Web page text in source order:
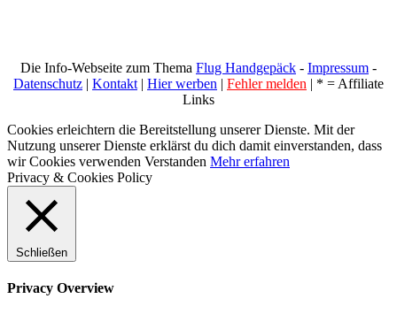
Die Info-Webseite zum Thema Flug Handgepäck - Impressum -
Datenschutz | Kontakt | Hier werben | Fehler melden | * = Affiliate
Links
Cookies erleichtern die Bereitstellung unserer Dienste. Mit der
Nutzung unserer Dienste erklärst du dich damit einverstanden, dass
wir Cookies verwenden Verstanden Mehr erfahren
Privacy & Cookies Policy
Schließen
Privacy Overview